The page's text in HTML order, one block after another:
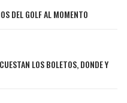
DEL GOLF AL MOMENTO
LOS BOLETOS, DONDE Y